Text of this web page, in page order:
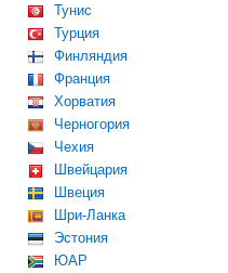
Тунис
Турция
Финляндия
Франция
Хорватия
Черногория
Чехия
Швейцария
Швеция
Шри-Ланка
Эстония
ЮАР